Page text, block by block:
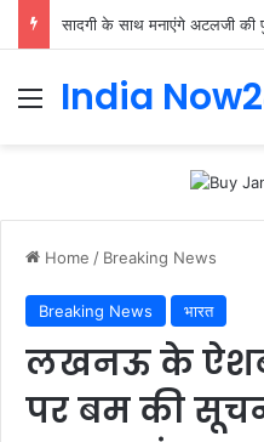
सादगी के साथ मनाएंगे अटलजी की
India
Home / Breaking News
Breaking News भारत
लखनऊ के
पर बम की